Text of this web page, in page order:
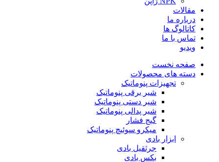
مقالات
درباره ما
کاتالوگ ها
تماس با ما
ویدیو
صفحه نخست
دسته های محصولات
تجهیزات پنوماتیک
شیر برقی پنوماتیک
شیر دستی پنوماتیک
شیر پدالی پنوماتیک
گیج فشار
میکرو سوئیچ پنوماتیک
ابزار بادی
جرثقیل بادی
بکس بادی